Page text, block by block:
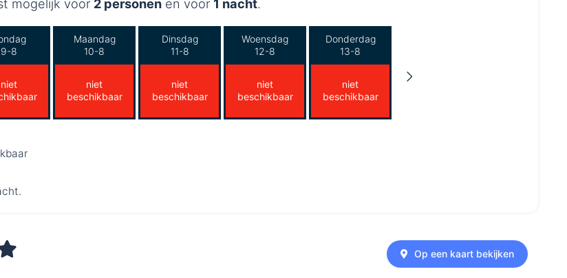
mogelijk voor 2 personenen voor 1 nacht.
9-8
niet
Maandag
10-8
niet
beschikbaar
Dinsdag
11-8
niet
beschikbaar
Woensdag
12-8
niet
beschikbaar
Donderdag
13-8
niet
beschikbaar
Op een kaart bekijken